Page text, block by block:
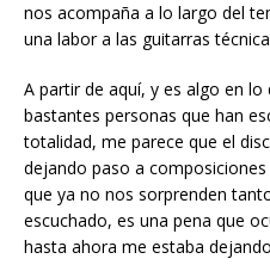
nos acompaña a lo largo del
una labor a las guitarras
A partir de aquí, y es algo en
bastantes personas que han
totalidad, me parece que el
dejando paso a
que ya no nos sorprenden
escuchado, es una pena que
hasta ahora me estaba